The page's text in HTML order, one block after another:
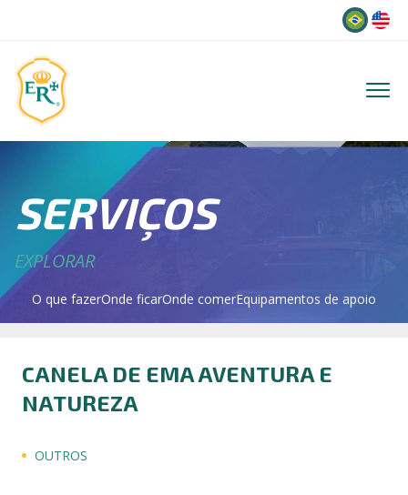
SERVIÇOS
EXPLORAR
O que fazerOnde ficarOnde comerEquipamentos de apoio
CANELA DE EMA AVENTURA E
NATUREZA
OUTROS